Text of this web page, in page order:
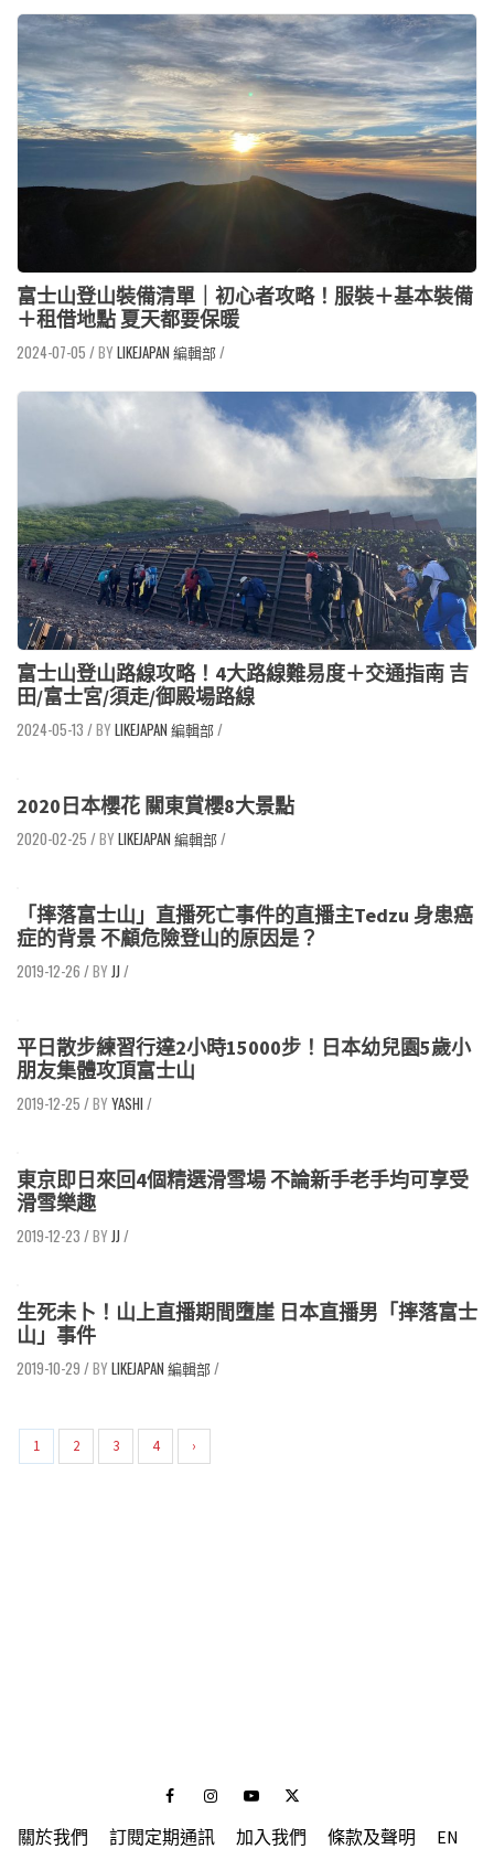
富士山登山裝備清單｜初心者攻略！服裝＋基本裝備
＋租借地點 夏天都要保暖
2024-07-05 / LIKEJAPAN 編輯部/
富士山登山路線攻略！4大路線難易度＋交通指南 吉
田/富士宮/須走/御殿場路線
2024-05-13 / LIKEJAPAN 編輯部/
2020日本櫻花 關東賞櫻8大景點
2020-02-25 / LIKEJAPAN 編輯部/
「摔落富士山」直播死亡事件的直播主Tedzu 身患癌
症的背景 不顧危險登山的原因是？
2019-12-26 / JJ /
平日散步練習行達2小時15000步！日本幼兒園5歲小
朋友集體攻頂富士山
2019-12-25 / YASHI /
東京即日來回4個精選滑雪場 不論新手老手均可享受
滑雪樂趣
2019-12-23 / JJ /
生死未卜！山上直播期間墮崖 日本直播男「摔落富士
山」事件
2019-10-29 / LIKEJAPAN 編輯部/
1 2 3 4 ›
FacebookInstagramYoutubeTwitter
關於我們 訂閱定期通訊 加入我們 條款及聲明 EN